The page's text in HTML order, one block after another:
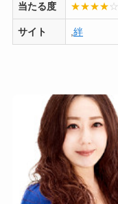
当たる度 ★★★★☆
サイト ,絆